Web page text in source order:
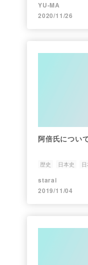
YU-MA
2020/11/26
阿倍氏につい
歴史 日本史
starai
2019/11/04